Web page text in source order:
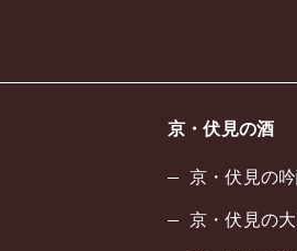
京・伏見の酒
京・伏見の
京・伏見の